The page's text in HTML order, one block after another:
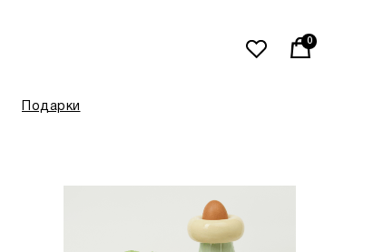
Подарки
0